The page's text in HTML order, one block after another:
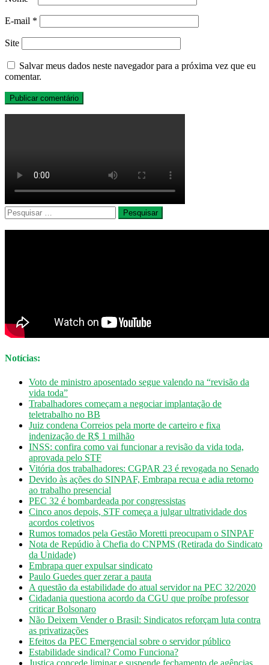
E-mail *
Site
Salvar meus dados neste navegador para a próxima vez que eu
comentar.
Pesquisar
por:
Notícias:
Voto de ministro aposentado segue valendo na “revisão da
vida toda”
Trabalhadores começam a negociar implantação de
teletrabalho no BB
Juiz condena Correios pela morte de carteiro e fixa
indenização de R$ 1 milhão
INSS: confira como vai funcionar a revisão da vida toda,
aprovada pelo STF
Vitória dos trabalhadores: CGPAR 23 é revogada no Senado
Devido às ações do SINPAF, Embrapa recua e adia retorno
ao trabalho presencial
PEC 32 é bombardeada por congressistas
Cinco anos depois, STF começa a julgar ultratividade dos
acordos coletivos
Rumos tomados pela Gestão Moretti preocupam o SINPAF
Nota de Repúdio à Chefia do CNPMS (Retirada do Sindicato
da Unidade)
Embrapa quer expulsar sindicato
Paulo Guedes quer zerar a pauta
A questão da estabilidade do atual servidor na PEC 32/2020
Cidadania questiona acordo da CGU que proíbe professor
criticar Bolsonaro
Não Deixem Vender o Brasil: Sindicatos reforçam luta contra
as privatizações
Efeitos da PEC Emergencial sobre o servidor público
Estabilidade sindical? Como Funciona?
Justiça concede liminar e suspende fechamento de agências